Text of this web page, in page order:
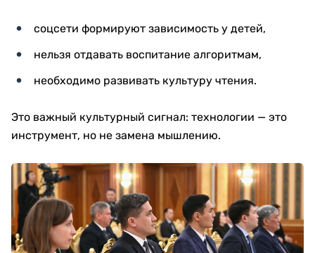
соцсети формируют зависимость у детей,
нельзя отдавать воспитание алгоритмам,
необходимо развивать культуру чтения.
Это важный культурный сигнал: технологии — это
инструмент, но не замена мышлению.